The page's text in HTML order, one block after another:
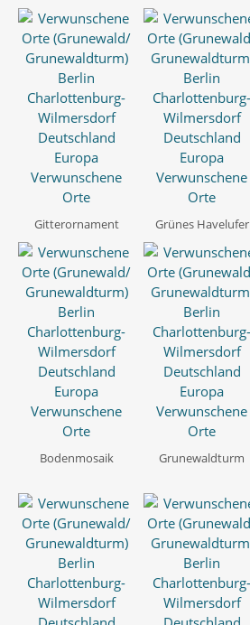
Gitterornament Grünes Havelufer
Bodenmosaik Grunewaldturm